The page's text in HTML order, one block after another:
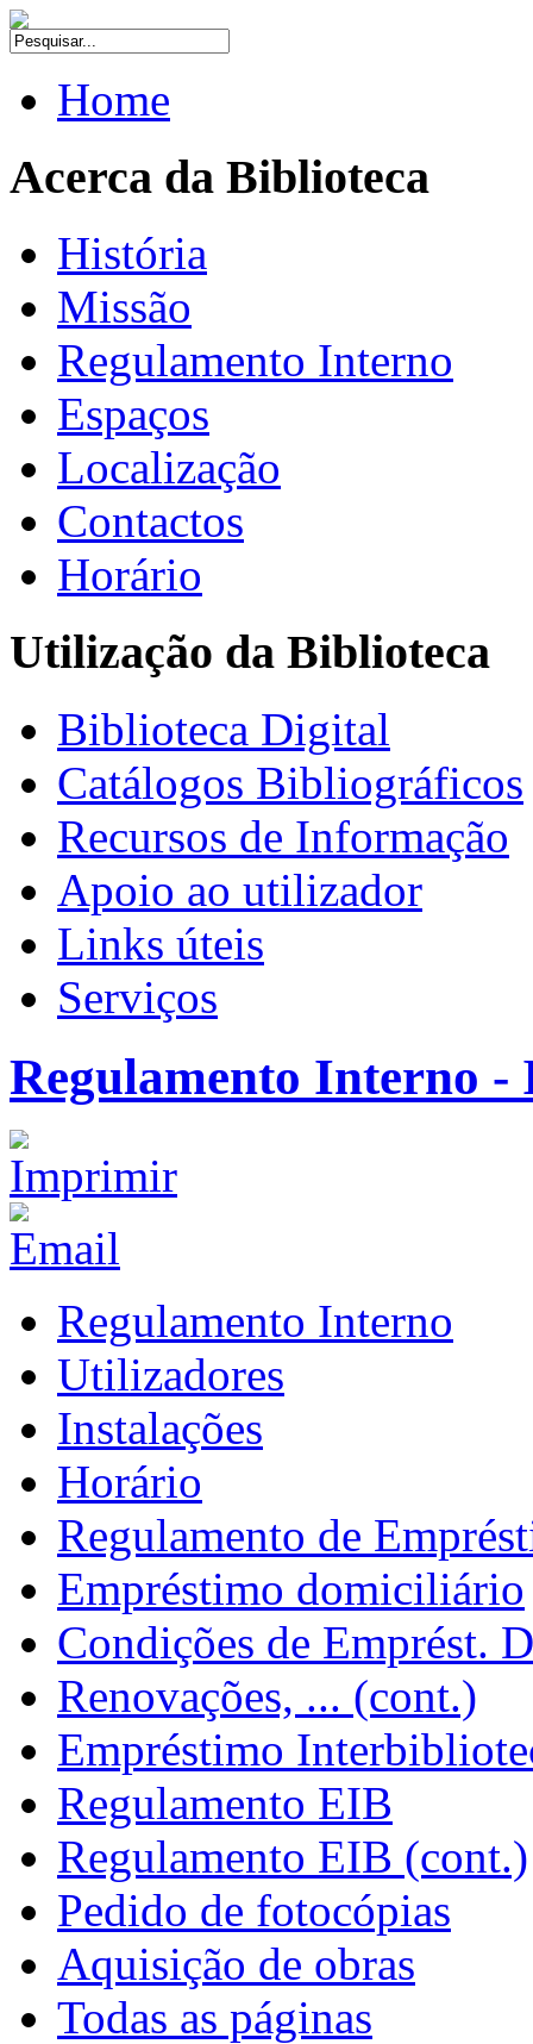
Home
Acerca da Biblioteca
História
Missão
Regulamento Interno
Espaços
Localização
Contactos
Horário
Utilização da Biblioteca
Biblioteca Digital
Catálogos Bibliográficos
Recursos de Informação
Apoio ao utilizador
Links úteis
Serviços
Regulamento Interno -
Regulamento Interno
Utilizadores
Instalações
Horário
Regulamento de
Empréstimo domiciliário
Condições de Emprést.
Renovações, ... (cont.)
Empréstimo
Regulamento EIB
Regulamento EIB (cont.)
Pedido de fotocópias
Aquisição de obras
Todas as páginas